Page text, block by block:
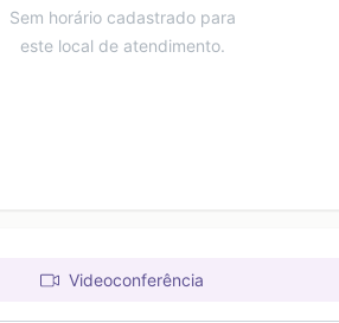
Sem horário cadastrado para
este local de atendimento.
Videoconferência